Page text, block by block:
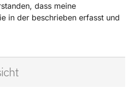
dass meine
in der beschrieben erfasst und